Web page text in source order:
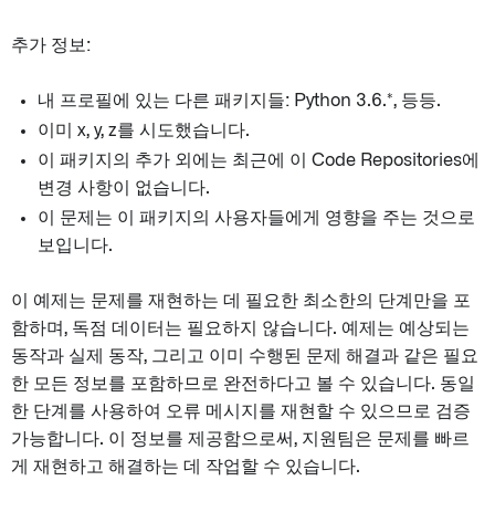
추가 정보:
내 프로필에 있는 다른 패키지들: Python 3.6.*, 등등.
이미 x, y, z를 시도했습니다.
이 패키지의 추가 외에는 최근에 이 Code Repositories에
변경 사항이 없습니다.
이 문제는 이 패키지의 사용자들에게 영향을 주는 것으로
보입니다.
이 예제는 문제를 재현하는 데 필요한 최소한의 단계만을 포
함하며, 독점 데이터는 필요하지 않습니다. 예제는 예상되는
동작과 실제 동작, 그리고 이미 수행된 문제 해결과 같은 필요
한 모든 정보를 포함하므로 완전하다고 볼 수 있습니다. 동일
한 단계를 사용하여 오류 메시지를 재현할 수 있으므로 검증
가능합니다. 이 정보를 제공함으로써, 지원팀은 문제를 빠르
게 재현하고 해결하는 데 작업할 수 있습니다.